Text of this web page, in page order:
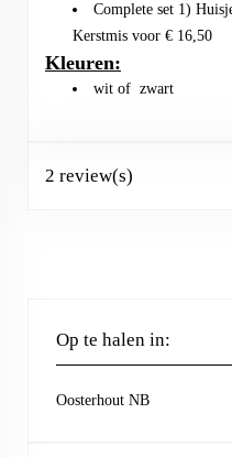
Complete set 1)
Kerstmis voor € 16,50
Kleuren:
wit of zwart
2 review(s)
Op te halen in:
Oosterhout NB